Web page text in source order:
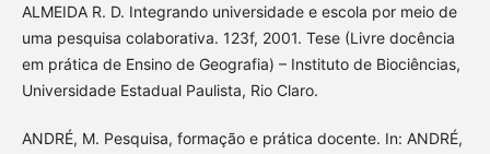
ALMEIDA R. D. Integrando universidade e escola por meio de
uma pesquisa colaborativa. 123f, 2001. Tese (Livre docência
em prática de Ensino de Geografia) – Instituto de Biociências,
Universidade Estadual Paulista, Rio Claro.
ANDRÉ, M. Pesquisa, formação e prática docente. In: ANDRÉ,